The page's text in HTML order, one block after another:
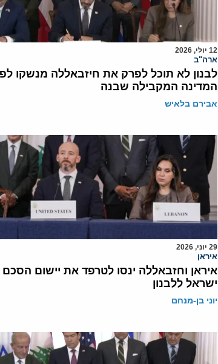
12 יולי, 2026
ארה"ב
לבנון לא תוכל לפרק את חיזבאללה מנשקו
המדינה המקבילה שבנה
אבירם בלאיש
29 יוני, 2026
איראן
איראן וחזבאללה ינסו לטרפד את יישום
ישראל ללבנון
יוני בן-מנחם